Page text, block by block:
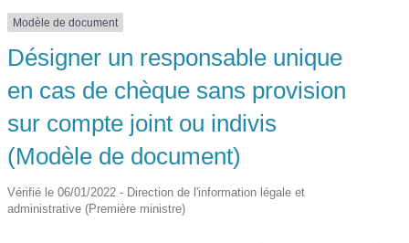
Modèle de document
Désigner un responsable unique
en cas de chèque sans provision
sur compte joint ou indivis
(Modèle de document)
Vérifié le 06/01/2022 - Direction de l'information légale et
administrative (Première ministre)